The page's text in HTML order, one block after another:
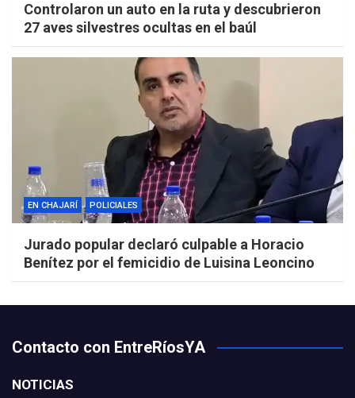
Controlaron un auto en la ruta y descubrieron
27 aves silvestres ocultas en el baúl
EN CHAJARÍ POLICIALES
Jurado popular declaró culpable a Horacio
Benítez por el femicidio de Luisina Leoncino
Contacto con EntreRíosYA
NOTICIAS